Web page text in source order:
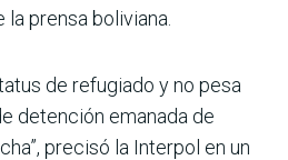
prensa boliviana.
de refugiado y no pesa
detención emanada de
precisó la Interpol en un